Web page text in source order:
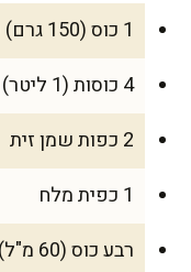
1 כוס (150 גרם) קמח תירס
4 כוסות (1 ליטר) מים
2 כפות שמן זית
1 כפית מלח
רבע